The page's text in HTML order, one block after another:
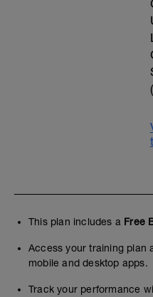
This plan includes a Free
Access your training plan
mobile and desktop apps.
Track your performance